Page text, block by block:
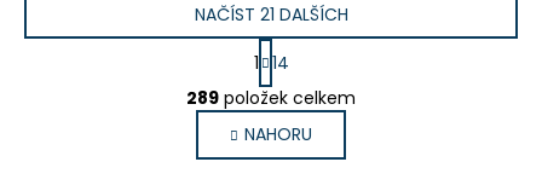
O
v
l
á
NAČÍST 21 DALŠÍCH
S
t
r
á
n
k
1 14
289 položek celkem
NAHORU